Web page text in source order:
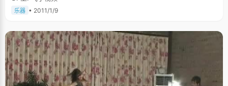
乐器 • 2011/1/9